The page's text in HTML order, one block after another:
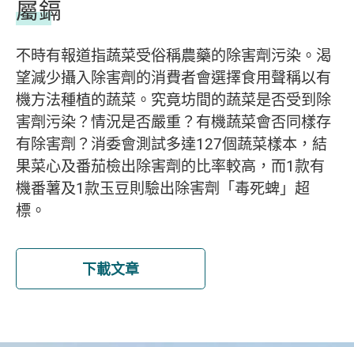
屬鎘
不時有報道指蔬菜受俗稱農藥的除害劑污染。渴
望減少攝入除害劑的消費者會選擇食用聲稱以有
機方法種植的蔬菜。究竟坊間的蔬菜是否受到除
害劑污染？情況是否嚴重？有機蔬菜會否同樣存
有除害劑？消委會測試多達127個蔬菜樣本，結
果菜心及番茄檢出除害劑的比率較高，而1款有
機番薯及1款玉豆則驗出除害劑「毒死蜱」超
標。
下載文章